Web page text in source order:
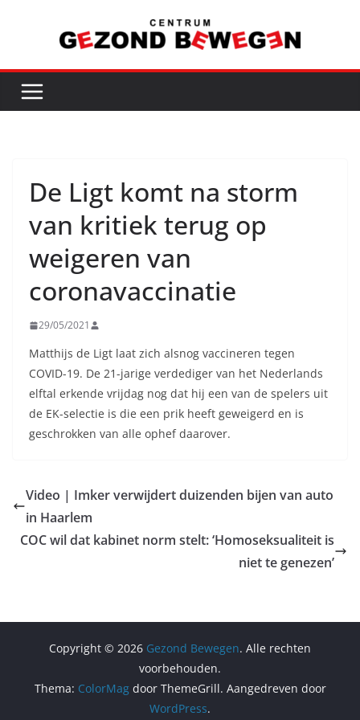
inhoud
De Ligt komt na storm
van kritiek terug op
weigeren van
coronavaccinatie
29/05/2021
Matthijs de Ligt laat zich alsnog vaccineren tegen
COVID-19. De 21-jarige verdediger van het Nederlands
elftal erkende vrijdag nog dat hij een van de spelers uit
de EK-selectie is die een prik heeft geweigerd en is
geschrokken van alle ophef daarover.
Video | Imker verwijdert duizenden bijen van auto
in Haarlem
COC wil dat kabinet norm stelt: ‘Homoseksualiteit is
niet te genezen’
Copyright © 2026 Gezond Bewegen. Alle rechten
voorbehouden.
Thema: ColorMagdoor ThemeGrill. Aangedreven door
WordPress.